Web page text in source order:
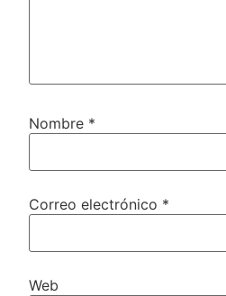
Nombre *
Correo electrónico *
Web